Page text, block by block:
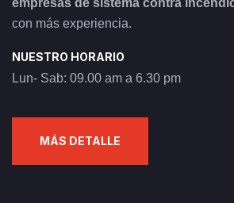
empresas de sistema contra
con más experiencia.
NUESTRO HORARIO
Lun- Sab: 09.00 am a 6.30 pm
MÁS DETALLE